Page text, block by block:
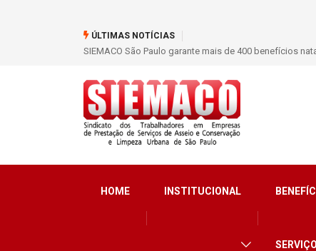
ÚLTIMAS NOTÍCIAS
SIEMACO São Paulo garante mais de 400 benefícios
HOME INSTITUCIONAL